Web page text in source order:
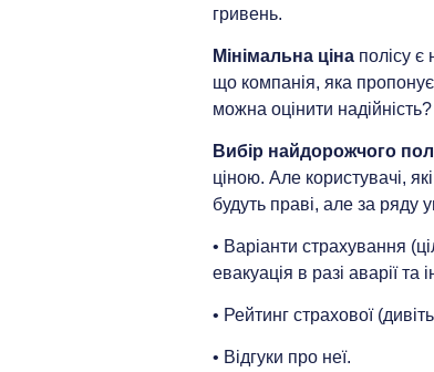
гривень.
Мінімальна ціна полісу
що компанія, яка
можна оцінити
Вибір найдорожчого
ціною. Але користувачі,
будуть праві, але за ряду
• Варіанти страхування
евакуація в разі аварії та
• Рейтинг страхової
• Відгуки про неї.